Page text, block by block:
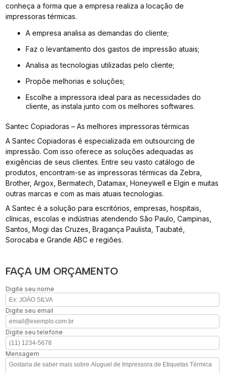
conheça a forma que a empresa realiza a locação de
impressoras térmicas.
A empresa analisa as demandas do cliente;
Faz o levantamento dos gastos de impressão atuais;
Analisa as tecnologias utilizadas pelo cliente;
Propõe melhorias e soluções;
Escolhe a impressora ideal para as necessidades do
cliente, as instala junto com os melhores softwares.
Santec Copiadoras – As melhores impressoras térmicas
A Santec Copiadoras é especializada em outsourcing de
impressão. Com isso oferece as soluções adequadas as
exigências de seus clientes. Entre seu vasto catálogo de
produtos, encontram-se as impressoras térmicas da Zebra,
Brother, Argox, Bermatech, Datamax, Honeywell e Elgin e muitas
outras marcas e com as mais atuais tecnologias.
A Santec é a solução para escritórios, empresas, hospitais,
clínicas, escolas e indústrias atendendo São Paulo, Campinas,
Santos, Mogi das Cruzes, Bragança Paulista, Taubaté,
Sorocaba e Grande ABC e regiões.
FAÇA UM ORÇAMENTO
Digite seu nome
Digite seu email
Digite seu telefone
Mensagem